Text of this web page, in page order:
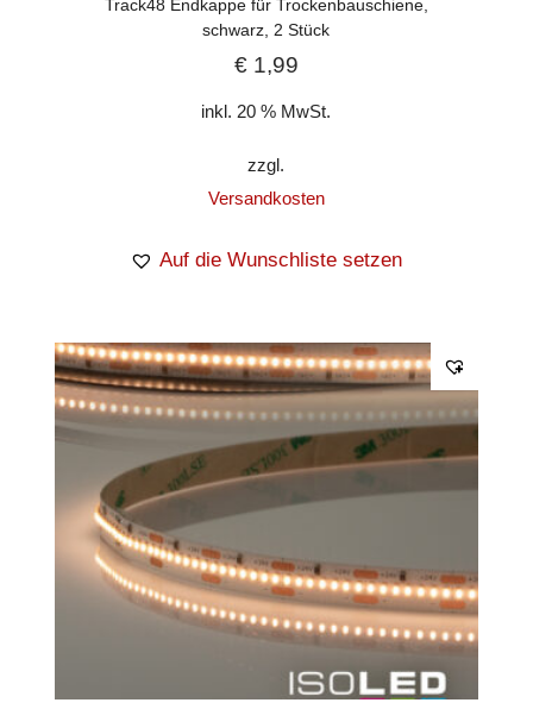
Track48 Endkappe für Trockenbauschiene,
schwarz, 2 Stück
€1,99
inkl. 20 % MwSt.
zzgl.
Versandkosten
Auf die Wunschliste setzen